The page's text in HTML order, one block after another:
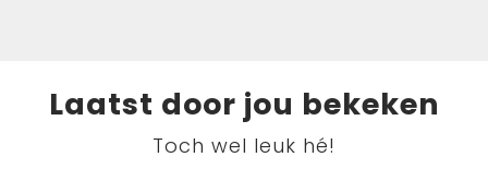
Laatst door jou bekeken
Toch wel leuk hé!